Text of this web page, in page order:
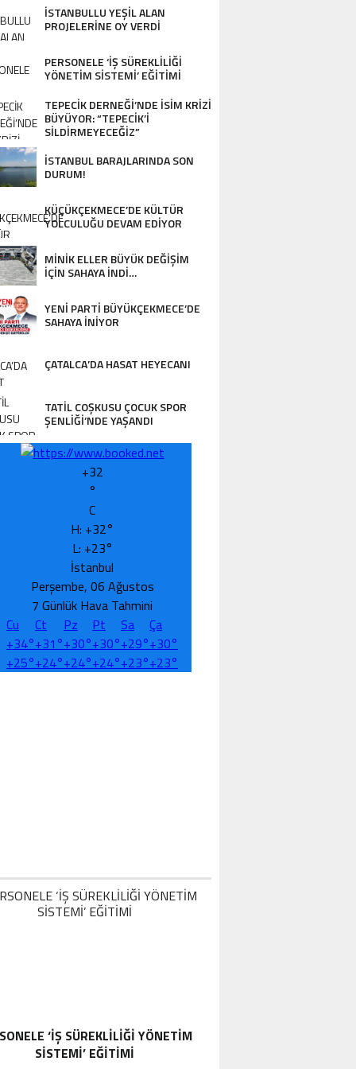
‘İŞ SÜREKLİLİĞİ YÖNETİM
DESTEK…
İSTANBULLU YEŞİL ALAN
PROJELERİNE OY VERDİ
PERSONELE ‘İŞ SÜREKLİLİĞİ
YÖNETİM SİSTEMİ’ EĞİTİMİ
TEPECİK DERNEĞİ’NDE İSİM KRİZİ
BÜYÜYOR: “TEPECİK’İ
SİLDİRMEYECEĞİZ”
İSTANBUL BARAJLARINDA SON
DURUM!
KÜÇÜKÇEKMECE’DE KÜLTÜR
YOLCULUĞU DEVAM EDİYOR
MİNİK ELLER BÜYÜK DEĞİŞİM
İÇİN SAHAYA İNDİ…
YENİ PARTİ BÜYÜKÇEKMECE’DE
SAHAYA İNİYOR
ÇATALCA’DA HASAT HEYECANI
TATİL COŞKUSU ÇOCUK SPOR
ŞENLİĞİ’NDE YAŞANDI
+32
°
C
H: +32°
L: +23°
İstanbul
Perşembe, 06 Ağustos
7 Günlük Hava Tahmini
Cu
Ct Pz Pt Sa
Ça
+34°+31°+30°+30°+29°+30°
+25°+24°+24°+24°+23°+23°
‘İŞ SÜREKLİLİĞİ YÖNETİM
SİSTEMİ’ EĞİTİMİ